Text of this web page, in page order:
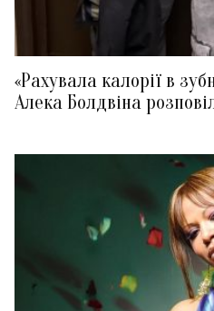
«Рахувала калорії в
Алека Болдвіна